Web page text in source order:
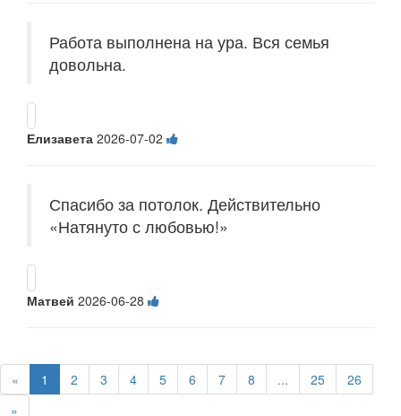
Работа выполнена на ура. Вся семья
довольна.
Елизавета 2026-07-02
Спасибо за потолок. Действительно
«Натянуто с любовью!»
Матвей 2026-06-28
« 1 2 3 4 5 6 7 8 ... 25
26
»